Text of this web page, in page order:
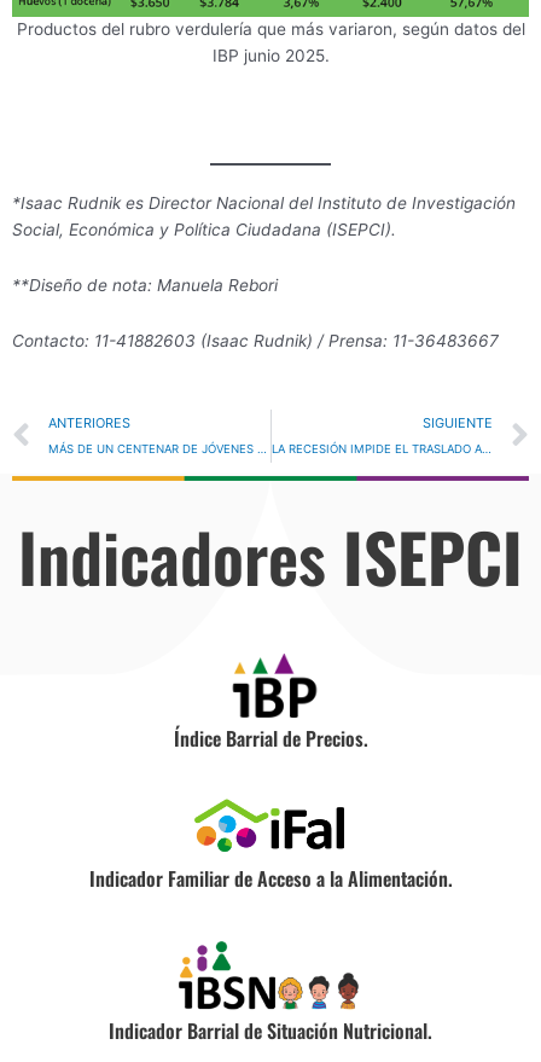
Productos del rubro verdulería que más variaron, según datos del
IBP junio 2025.
*Isaac Rudnik es Director Nacional del Instituto de Investigación
Social, Económica y Política Ciudadana (ISEPCI).
**Diseño de nota: Manuela Rebori
Contacto: 11-41882603 (Isaac Rudnik) / Prensa: 11-36483667
Prev
ANTERIORES
MÁS DE UN CENTENAR DE JÓVENES PARTICIPARON YA DE LA CÁTEDRA LIBRE Y FEDERAL DE DERECHOS HUMANOS NORA CORTIÑAS
SIGUIENTE
LA RECESIÓN IMPIDE EL TRASLADO A PRECIOS DEL AUMENTO DEL DÓLAR (POR AHORA)
Indicadores ISEPCI
Índice Barrial de Precios.
Indicador Familiar de Acceso a la Alimentación.
Indicador Barrial de Situación Nutricional.